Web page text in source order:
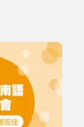
人或關鍵字